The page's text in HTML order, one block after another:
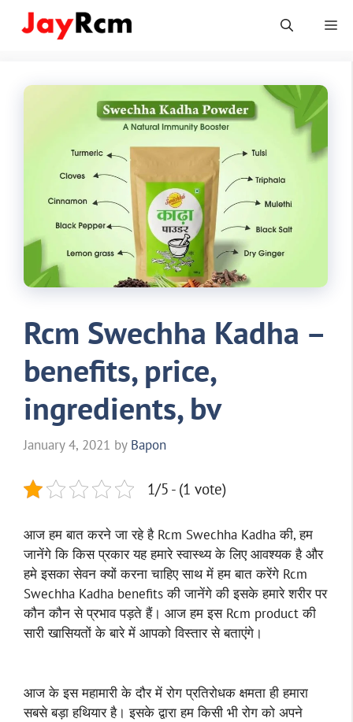
Rcm Swechha Kadha –
benefits, price,
ingredients, bv
January 4, 2021 by Bapon
1/5 - (1 vote)
आज हम बात करने जा रहे है Rcm Swechha Kadha की, हम
जानेंगे कि किस प्रकार यह हमारे स्वास्थ्य के लिए आवश्यक है और
हमे इसका सेवन क्यों करना चाहिए साथ में हम बात करेंगे Rcm
Swechha Kadha benefits की जानेंगे की इसके हमारे शरीर पर
कौन कौन से प्रभाव पड़ते हैं। आज हम इस Rcm product की
सारी खासियतों के बारे में आपको विस्तार से बताएंगे।
आज के इस महामारी के दौर में रोग प्रतिरोधक क्षमता ही हमारा
सबसे बड़ा हथियार है। इसके द्वारा हम किसी भी रोग को अपने